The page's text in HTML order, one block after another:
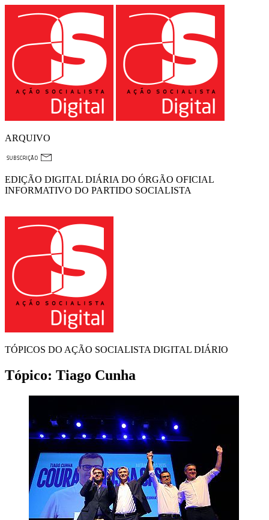
ARQUIVO
EDIÇÃO DIGITAL DIÁRIA DO ÓRGÃO OFICIAL
INFORMATIVO DO PARTIDO SOCIALISTA
TÓPICOS DO AÇÃO SOCIALISTA DIGITAL DIÁRIO
Tópico: Tiago Cunha